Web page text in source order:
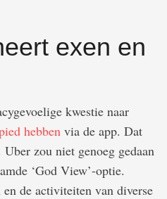
exen en
kwestie naar
hebben via de app. Dat
zou niet genoeg gedaan
‘God View’-optie.
de activiteiten van diverse